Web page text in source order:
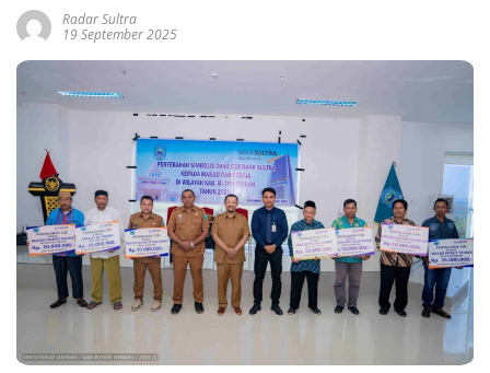
Radar Sultra
19 September 2025